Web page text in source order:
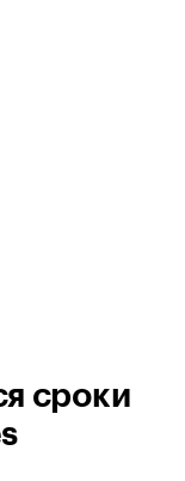
сроки